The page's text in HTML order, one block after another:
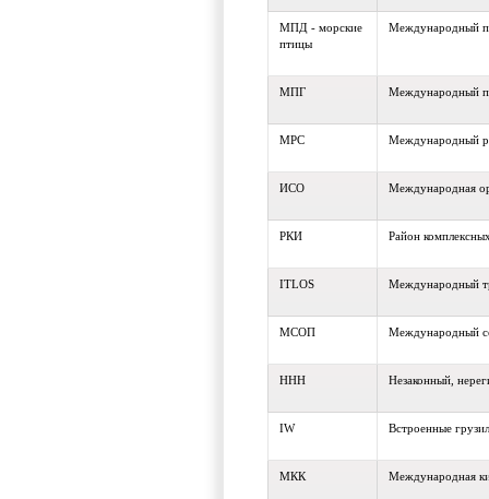
МПД - морские
птицы
Международный
МПГ Международный
МРС Международный
ИСО Международная
РКИ Район
ITLOS Международный
МСОП Международный
ННН Незаконный,
IW Встроенные
МКК Международная